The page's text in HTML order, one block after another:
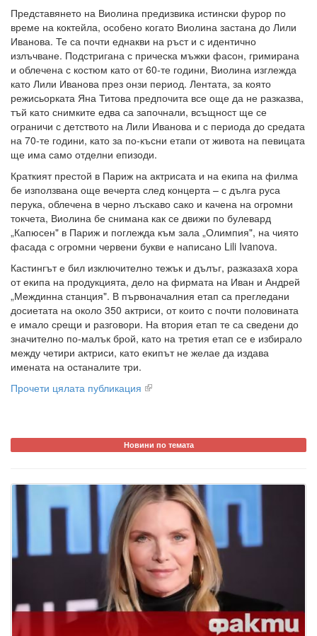
Представянето на Виолина предизвика истински фурор по
време на коктейла, особено когато Виолина застана до Лили
Иванова. Те са почти еднакви на ръст и с идентично
излъчване. Подстригана с прическа мъжки фасон, гримирана
и облечена с костюм като от 60-те години, Виолина изглежда
като Лили Иванова през онзи период. Лентата, за която
режисьорката Яна Титова предпочита все още да не разказва,
тъй като снимките едва са започнали, всъщност ще се
ограничи с детството на Лили Иванова и с периода до средата
на 70-те години, като за по-късни етапи от живота на певицата
ще има само отделни епизоди.
Краткият престой в Париж на актрисата и на екипа на филма
бе използвана още вечерта след концерта – с дълга руса
перука, облечена в черно лъскаво сако и качена на огромни
токчета, Виолина бе снимана как се движи по булевард
„Капюсен" в Париж и поглежда към зала „Олимпия", на чиято
фасада с огромни червени букви е написано Lili Ivanova.
Кастингът е бил изключително тежък и дълъг, разказахa хора
от екипа на продукцията, дело на фирмата на Иван и Андрей
„Междинна станция". В първоначалния етап са прегледани
досиетата на около 350 актриси, от които с почти половината
е имало срещи и разговори. На втория етап те са сведени до
значително по-малък брой, като на третия етап се е избирало
между четири актриси, като екипът не желае да издава
имената на останалите три.
Прочети цялата публикация
Новини по темата